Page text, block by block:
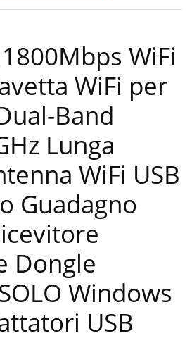
WiFi
WiFi per
Band
Lunga
WiFi USB
Guadagno
Dongle
Windows
USB